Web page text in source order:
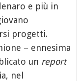
e più in
progetti.
– ennesima
un report
nel